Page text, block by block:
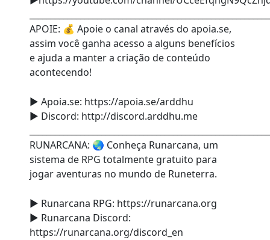
APOIE: 💰 Apoie o canal através do apoia.se,
assim você ganha acesso a alguns benefícios
e ajuda a manter a criação de conteúdo
acontecendo!
► Apoia.se: https://apoia.se/arddhu
► Discord: http://discord.arddhu.me
RUNARCANA: 🌏 Conheça Runarcana, um
sistema de RPG totalmente gratuito para
jogar aventuras no mundo de Runeterra.
► Runarcana RPG: https://runarcana.org
► Runarcana Discord:
https://runarcana.org/discord_en